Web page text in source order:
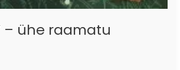
– ühe raamatu